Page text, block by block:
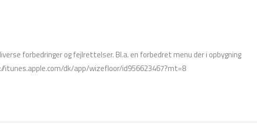
forbedringer og fejlrettelser. Bl.a. en forbedret menu der i opbygning
itunes.apple.com/dk/app/wizefloor/id956623467?mt=8